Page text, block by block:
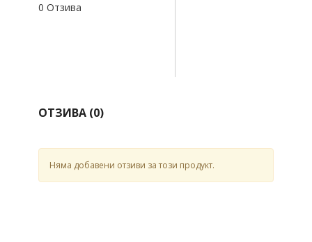
0 Отзива
ОТЗИВА (0)
Няма добавени отзиви за този продукт.